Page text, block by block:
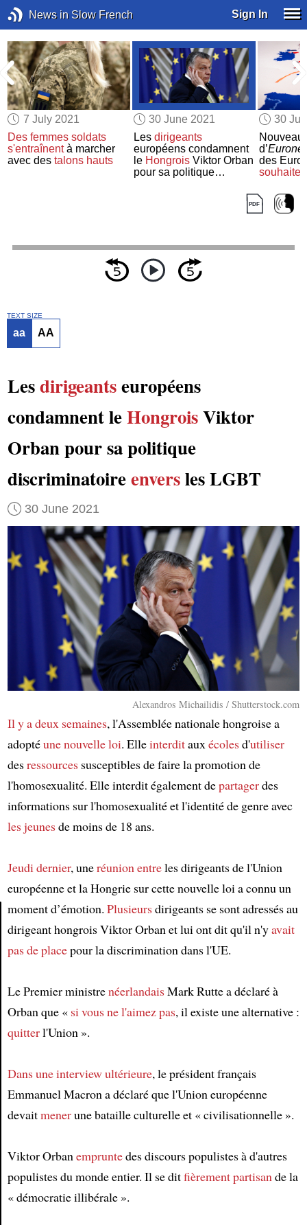
News in Slow French Sign In
7 July 2021
Des femmes soldats
s'entraînentà marcher
avec destalons hauts
30 June 2021
Les dirigeants
européens condamnent
le HongroisViktor Orban
pour sa politique
30
Nouveau
d’
des
TEXT SIZE
aa AA
Lesdirigeantseuropéens
condamnent leHongroisViktor
Orban pour sa politique
discriminatoireenversles LGBT
30 June 2021
Alexandros Michailidis / Shutterstock.com
Il y a deux semaines, l'Assemblée nationale hongroise a
adoptéune nouvelle loi. Elleinterditauxécolesd'utiliser
desressourcessusceptibles de faire la promotion de
l'homosexualité. Elle interdit également departagerdes
informations sur l'homosexualité et l'identité de genre avec
les jeunesde moins de 18 ans.
Jeudi dernier, uneréunionentreles dirigeants de l'Union
européenne et la Hongrie sur cette nouvelle loi a connu un
moment d’émotion. Plusieursdirigeants se sont adressés au
dirigeant hongrois Viktor Orban et lui ont dit qu'il n'yavait
pas de placepour la discrimination dans l'UE.
Le Premier ministrenéerlandaisMark Rutte a déclaré à
Orban que « si vous ne l'aimez pas, il existe une alternative :
quitterl'Union ».
Dans une interview ultérieure, le président français
Emmanuel Macron a déclaré que l'Union européenne
devaitmenerune bataille culturelle et « civilisationnelle ».
Viktor Orbanempruntedes discours populistes à d'autres
populistes du monde entier. Il se ditfièrementpartisande la
« démocratie illibérale ».